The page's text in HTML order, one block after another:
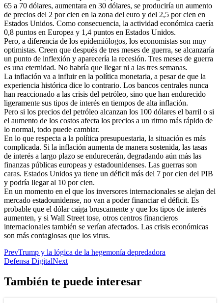
65 a 70 dólares, aumentara en 30 dólares, se produciría un aumento
de precios del 2 por cien en la zona del euro y del 2,5 por cien en
Estados Unidos. Como consecuencia, la actividad económica caería
0,8 puntos en Europea y 1,4 puntos en Estados Unidos.
Pero, a diferencia de los epidemiólogos, los economistas son muy
optimistas. Creen que después de tres meses de guerra, se alcanzaría
un punto de inflexión y aparecería la recesión. Tres meses de guerra
es una eternidad. No habría que llegar ni a las tres semanas.
La inflación va a influir en la política monetaria, a pesar de que la
experiencia histórica dice lo contrario. Los bancos centrales nunca
han reaccionado a las crisis del petróleo, sino que han endurecido
ligeramente sus tipos de interés en tiempos de alta inflación.
Pero si los precios del petróleo alcanzan los 100 dólares el barril o si
el aumento de los costos afecta los precios a un ritmo más rápido de
lo normal, todo puede cambiar.
En lo que respecta a la política presupuestaria, la situación es más
complicada. Si la inflación aumenta de manera sostenida, las tasas
de interés a largo plazo se endurecerán, degradando aún más las
finanzas públicas europeas y estadounidenses. Las guerras son
caras. Estados Unidos ya tiene un déficit más del 7 por cien del PIB
y podría llegar al 10 por cien.
En un momento en el que los inversores internacionales se alejan del
mercado estadounidense, no van a poder financiar el déficit. Es
probable que el dólar caiga bruscamente y que los tipos de interés
aumenten, y si Wall Street tose, otros centros financieros
internacionales también se verían afectados. Las crisis económicas
son más contagiosas que los virus.
PrevTrump y la lógica de la hegemonía depredadora
Defensa DigitalNext
También te puede interesar